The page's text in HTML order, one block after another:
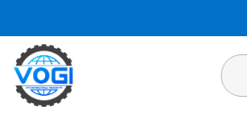
به
محتوا